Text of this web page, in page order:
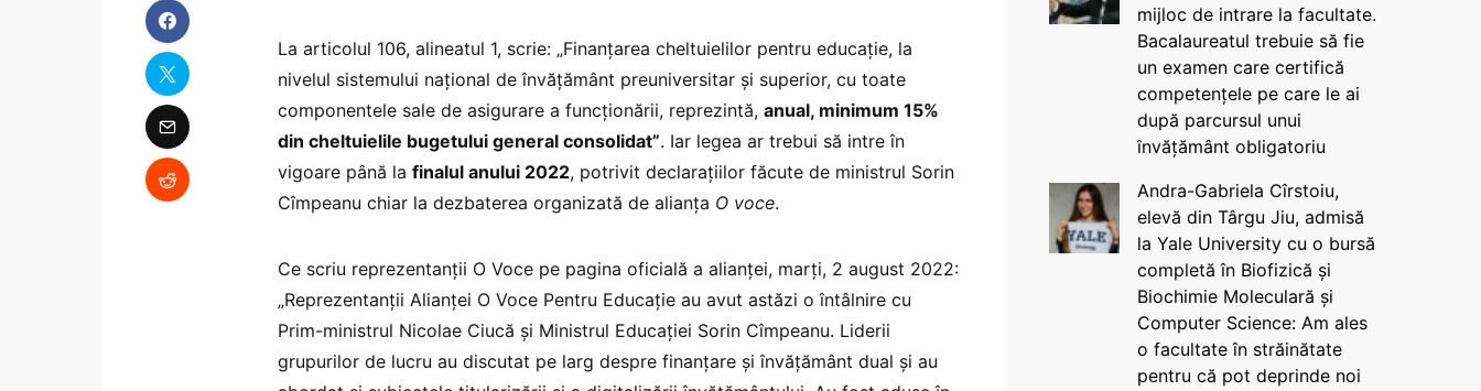
La articolul 106, alineatul 1, scrie: „Finanțarea cheltuielilor pentru educație, la
nivelul sistemului național de învățământ preuniversitar și superior, cu toate
componentele sale de asigurare a funcționării, reprezintă, anual, minimum 15%
din cheltuielile bugetului general consolidat”. Iar legea ar trebui să intre în
vigoare până la finalul anului 2022, potrivit declarațiilor făcute de ministrul Sorin
Cîmpeanu chiar la dezbaterea organizată de alianța O voce.
Ce scriu reprezentanții O Voce pe pagina oficială a alianței, marți, 2 august 2022:
„Reprezentanții Alianței O Voce Pentru Educație au avut astăzi o întâlnire cu
Prim-ministrul Nicolae Ciucă și Ministrul Educației Sorin Cîmpeanu. Liderii
grupurilor de lucru au discutat pe larg despre finanțare și învățământ dual și au
mijloc de intrare la facultate.
Bacalaureatul trebuie să fie
un examen care certifică
competențele pe care le ai
după parcursul unui
învățământ obligatoriu
Andra-Gabriela Cîrstoiu,
elevă din Târgu Jiu, admisă
la Yale University cu o bursă
completă în Biofizică și
Biochimie Moleculară și
Computer Science: Am ales
o facultate în străinătate
pentru că pot deprinde noi